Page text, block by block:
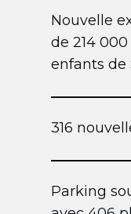
Nouvelle
de 214
enfants de
316
Parking